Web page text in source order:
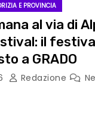
E PROVINCIA
al via di
il
a GRADO
Redazione